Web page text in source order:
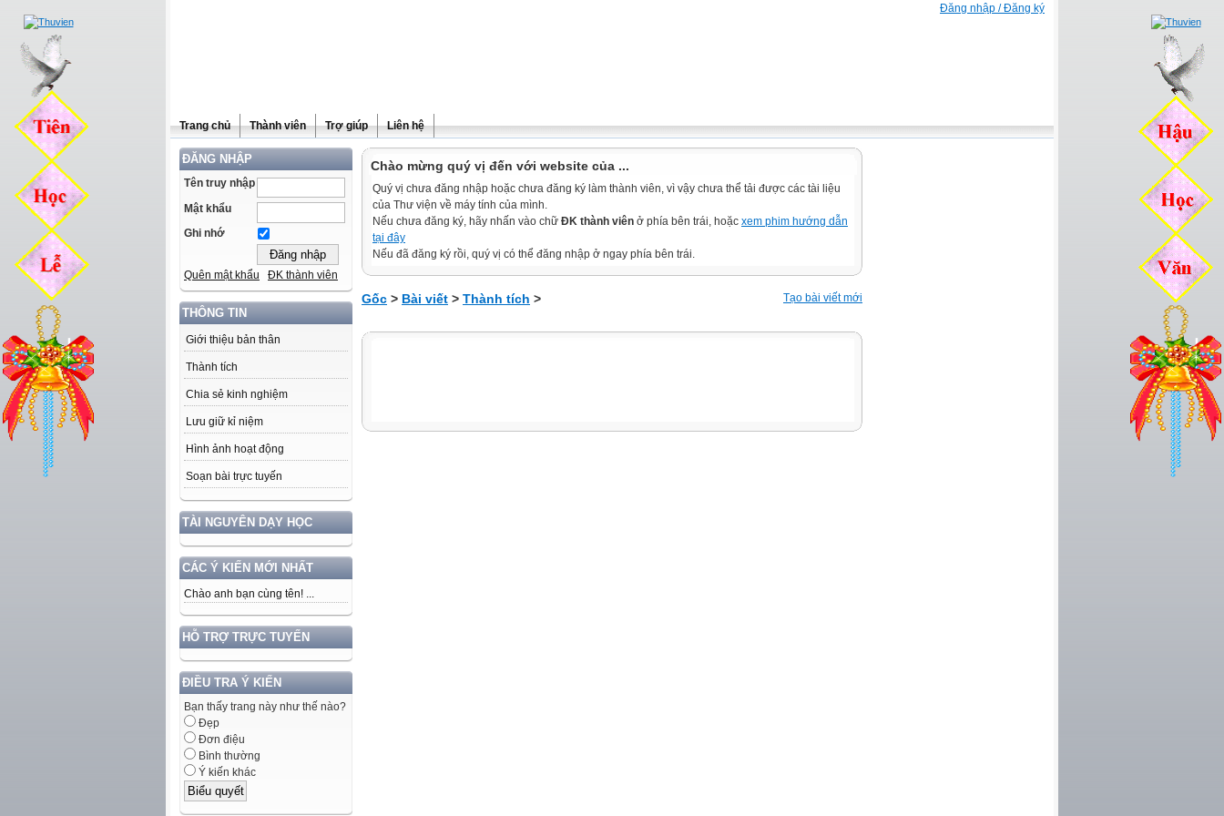
Đăng nhập / Đăng ký
Trang chủ Thành viên Trợ giúp Liên hệ
ĐĂNG NHẬP
Tên truy nhập
Mật khẩu
Ghi nhớ
Quên mật khẩu ĐK thành viên
THÔNG TIN
Giới thiệu bản thân
Thành tích
Chia sẻ kinh nghiệm
Lưu giữ kỉ niệm
Hình ảnh hoạt động
Soạn bài trực tuyến
TÀI NGUYÊN DẠY HỌC
CÁC Ý KIẾN MỚI NHẤT
Chào anh bạn cùng tên! ...
HỖ TRỢ TRỰC TUYẾN
ĐIỀU TRA Ý KIẾN
Bạn thấy trang này như thế nào?
Đẹp
Đơn điệu
Bình thường
Ý kiến khác
Chào mừng quý vị đến với website của ...
Quý vị chưa đăng nhập hoặc chưa đăng ký làm thành viên, vì vậy chưa thể tải được các tài liệu
của Thư viện về máy tính của mình.
Nếu chưa đăng ký, hãy nhấn vào chữ ĐK thành viên ở phía bên trái, hoặc xem phim hướng dẫn
tại đây
Nếu đã đăng ký rồi, quý vị có thể đăng nhập ở ngay phía bên trái.
Gốc > Bài viết > Thành tích > Tạo bài viết mới